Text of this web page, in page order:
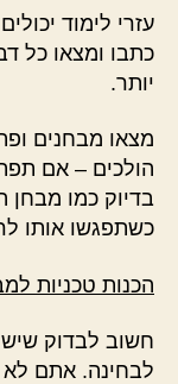
עזרי לימוד
כתבו ומצאו כל
יותר.
מצאו מבחנים
הולכים – אם
בדיוק כמו מבחן
כשתפגשו אותו
הכנות טכניות
חשוב לבדוק
לבחינה. אתם לא